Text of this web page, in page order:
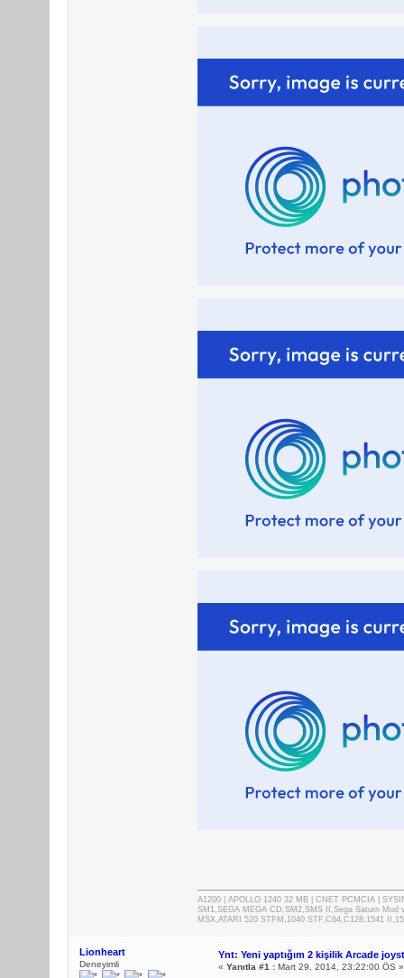
A1200 | APOLLO 1240 32 MB | CNET PCMCIA |
SM1,SEGA MEGA CD,SM2,SMS II,Sega Saturn Mod
MSX,ATARI 520 STFM,1040 STF,C64,C128,1541
Lionheart
Deneyimli
Ynt: Yeni yaptığım 2 kişilik Arcade
« Yanıtla #1 :Mart 29, 2014, 23:22:00 ÖS »